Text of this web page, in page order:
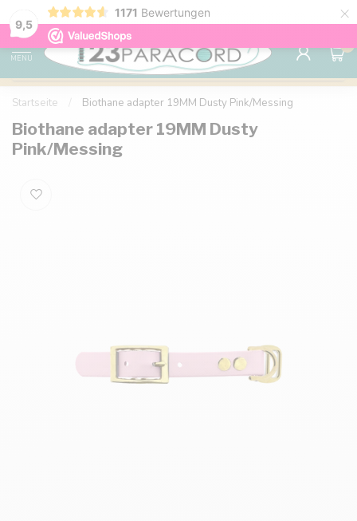
9,5
1171 Bewertungen ×
Kostenlose Lieferung nach Hause ab 150 €
MENU
0
Startseite Biothane adapter 19MM Dusty Pink/Messing
Biothane adapter 19MM Dusty
Pink/Messing